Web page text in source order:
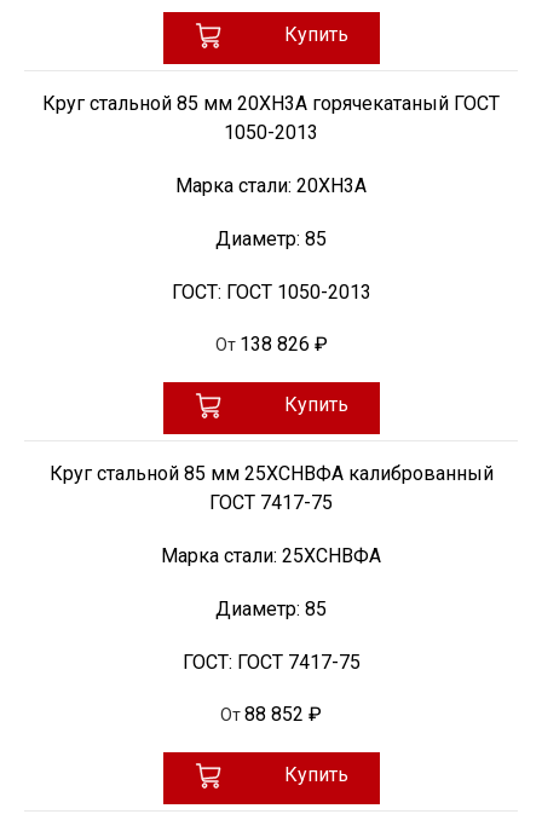
Купить
Круг стальной 85 мм 20ХН3А горячекатаный ГОСТ
1050-2013
Марка стали: 20ХН3А
Диаметр: 85
ГОСТ: ГОСТ 1050-2013
От 138 826 ₽
Купить
Круг стальной 85 мм 25ХСНВФА калиброванный
ГОСТ 7417-75
Марка стали: 25ХСНВФА
Диаметр: 85
ГОСТ: ГОСТ 7417-75
От88 852 ₽
Купить